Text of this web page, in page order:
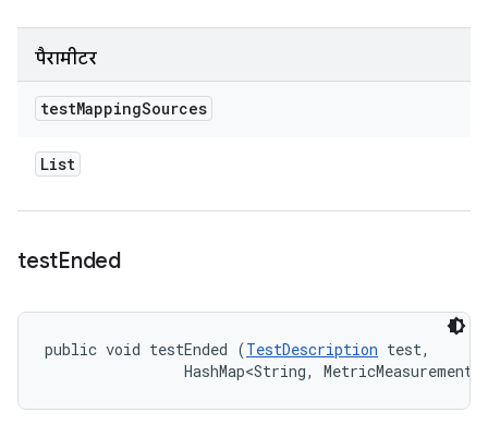
पैरामीटर
testMappingSources
List
testEnded
public void testEnded (TestDescription test,
HashMap<String,